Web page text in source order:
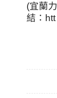
(宜蘭
結：